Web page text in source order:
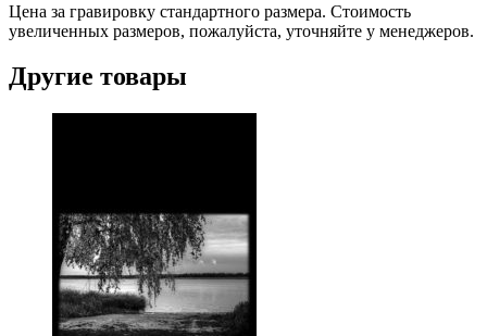
Цена за гравировку стандартного размера. Стоимость
увеличенных размеров, пожалуйста, уточняйте у менеджеров.
Другие товары